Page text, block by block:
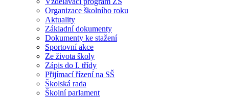
Organizace školního roku
Aktuality
Základní dokumenty
Dokumenty ke stažení
Sportovní akce
Ze života školy
Zápis do I. třídy
Přijímací řízení na SŠ
Školská rada
Školní parlament